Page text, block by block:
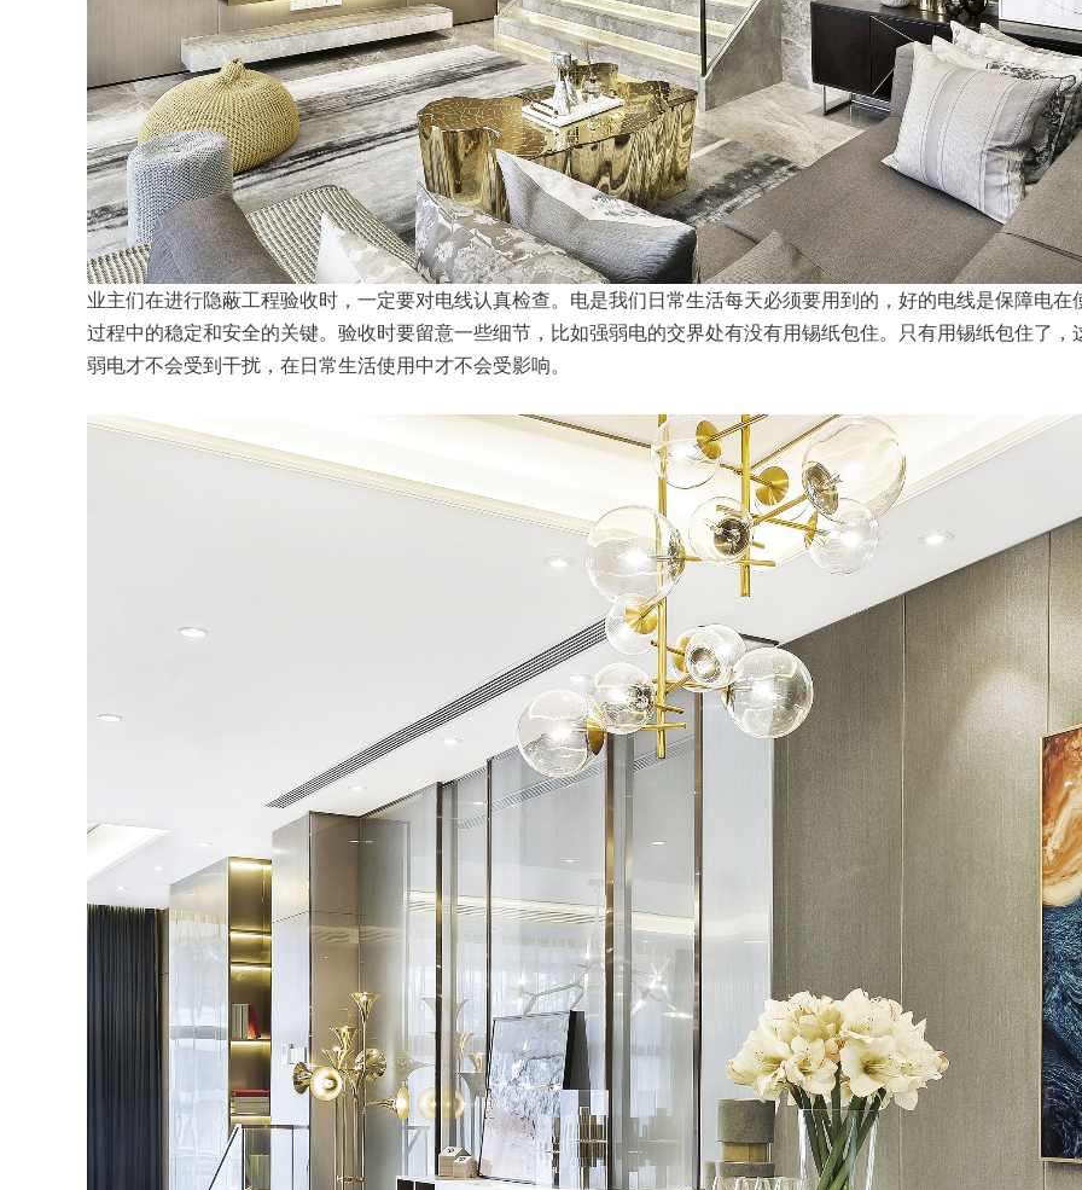
业主们在进行隐蔽工程验收时，一定要对电线认真检查。电是我们日常生活每天必须要用到的，好的电线是保障电在
过程中的稳定和安全的关键。验收时要留意一些细节，比如强弱电的交界处有没有用锡纸包住。只有用锡纸包住了，
弱电才不会受到干扰，在日常生活使用中才不会受影响。